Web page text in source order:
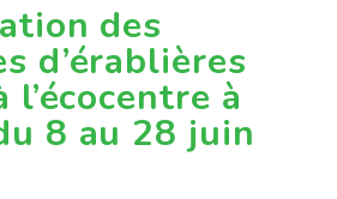
des
d’érablières
à
8 au 28 juin